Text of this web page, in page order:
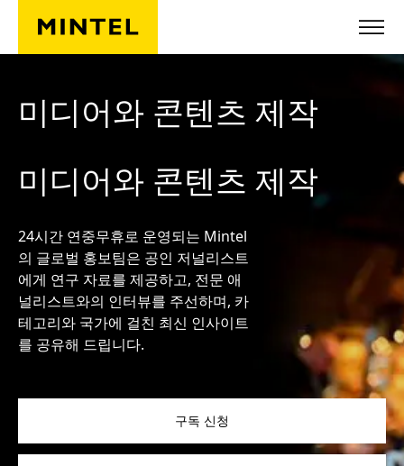
Skip to main content
미디어와 콘텐츠 제작
미디어와 콘텐츠 제작
24시간 연중무휴로 운영되는 Mintel
의 글로벌 홍보팀은 공인 저널리스트
에게 연구 자료를 제공하고, 전문 애
널리스트와의 인터뷰를 주선하며, 카
테고리와 국가에 걸친 최신 인사이트
를 공유해 드립니다.
구독 신청